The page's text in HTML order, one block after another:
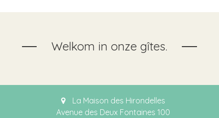
Welkom in onze gîtes.
La Maison des Hirondelles
Avenue des Deux Fontaines 100